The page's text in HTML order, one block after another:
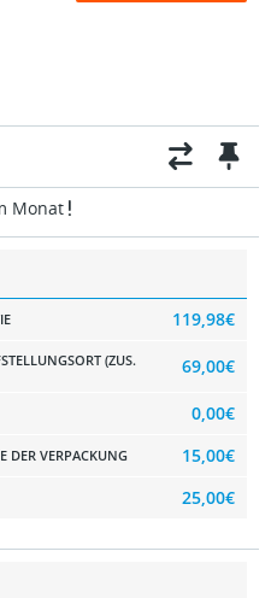
Monat
119,98€
(ZUS. 69,00€
0,00€
DER VERPACKUNG 15,00€
25,00€